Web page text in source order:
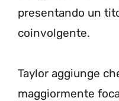
presentando un
coinvolgente.
Taylor aggiunge
maggiormente